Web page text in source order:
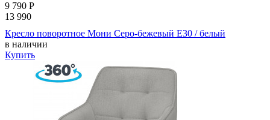
9 790 Р
13 990
Кресло поворотное Мони Серо-бежевый E30 / белый
в наличии
Купить